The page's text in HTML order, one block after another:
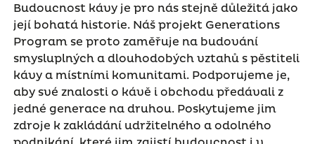
Budoucnost kávy je pro nás stejně důležitá jako
její bohatá historie. Náš projekt Generations
Program se proto zaměřuje na budování
smysluplných a dlouhodobých vztahů s pěstiteli
kávy a místními komunitami. Podporujeme je,
aby své znalosti o kávě i obchodu předávali z
jedné generace na druhou. Poskytujeme jim
zdroje k zakládání udržitelného a odolného